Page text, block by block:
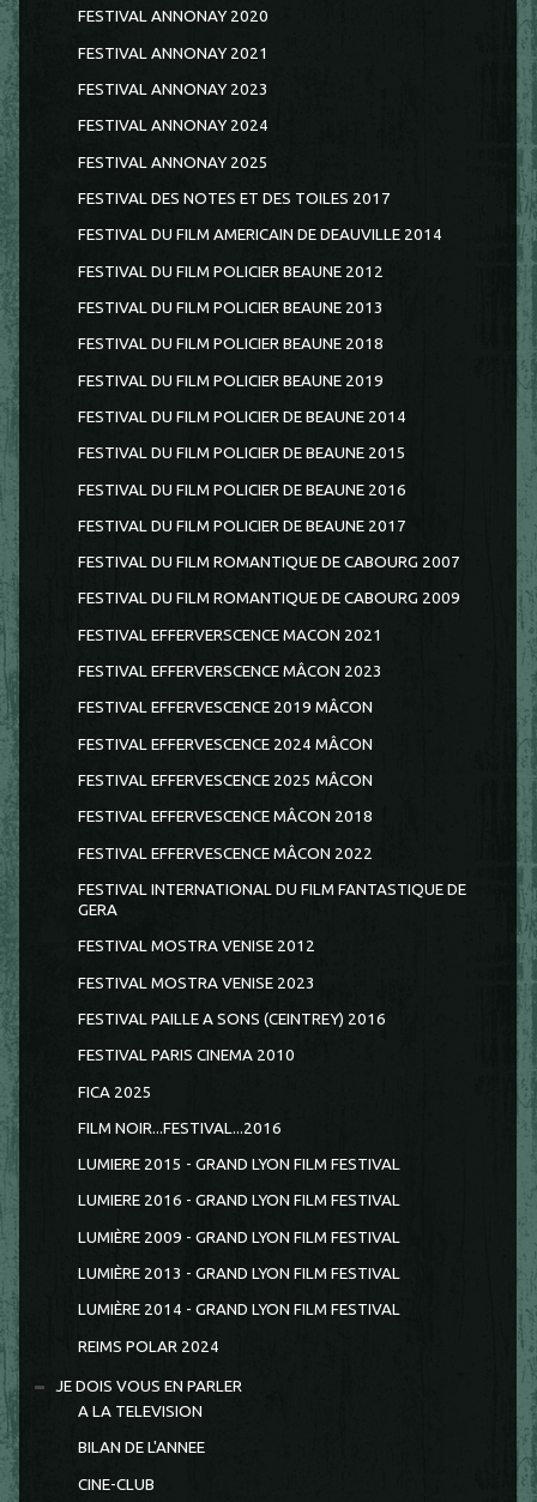
FESTIVAL ANNONAY 2020
FESTIVAL ANNONAY 2021
FESTIVAL ANNONAY 2023
FESTIVAL ANNONAY 2024
FESTIVAL ANNONAY 2025
FESTIVAL DES NOTES ET DES TOILES 2017
FESTIVAL DU FILM AMERICAIN DE DEAUVILLE 2014
FESTIVAL DU FILM POLICIER BEAUNE 2012
FESTIVAL DU FILM POLICIER BEAUNE 2013
FESTIVAL DU FILM POLICIER BEAUNE 2018
FESTIVAL DU FILM POLICIER BEAUNE 2019
FESTIVAL DU FILM POLICIER DE BEAUNE 2014
FESTIVAL DU FILM POLICIER DE BEAUNE 2015
FESTIVAL DU FILM POLICIER DE BEAUNE 2016
FESTIVAL DU FILM POLICIER DE BEAUNE 2017
FESTIVAL DU FILM ROMANTIQUE DE CABOURG 2007
FESTIVAL DU FILM ROMANTIQUE DE CABOURG 2009
FESTIVAL EFFERVERSCENCE MACON 2021
FESTIVAL EFFERVERSCENCE MÂCON 2023
FESTIVAL EFFERVESCENCE 2019 MÂCON
FESTIVAL EFFERVESCENCE 2024 MÂCON
FESTIVAL EFFERVESCENCE 2025 MÂCON
FESTIVAL EFFERVESCENCE MÂCON 2018
FESTIVAL EFFERVESCENCE MÂCON 2022
FESTIVAL INTERNATIONAL DU FILM FANTASTIQUE DE
GERA
FESTIVAL MOSTRA VENISE 2012
FESTIVAL MOSTRA VENISE 2023
FESTIVAL PAILLE A SONS (CEINTREY) 2016
FESTIVAL PARIS CINEMA 2010
FICA 2025
FILM NOIR...FESTIVAL...2016
LUMIERE 2015 - GRAND LYON FILM FESTIVAL
LUMIERE 2016 - GRAND LYON FILM FESTIVAL
LUMIÈRE 2009 - GRAND LYON FILM FESTIVAL
LUMIÈRE 2013 - GRAND LYON FILM FESTIVAL
LUMIÈRE 2014 - GRAND LYON FILM FESTIVAL
REIMS POLAR 2024
JE DOIS VOUS EN PARLER
A LA TELEVISION
BILAN DE L'ANNEE
CINE-CLUB